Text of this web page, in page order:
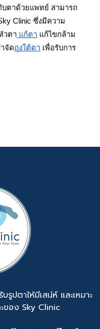
ตาด้วยแพทย์ สามารถ
Clinic ซึ่งมีความ
วตา แก้ตา แก้ไขกล้าม
จัดถุงใต้ตา เพื่อรับการ
ปตาให้มีเสน่ห์ และเหมาะ
ของ Sky Clinic